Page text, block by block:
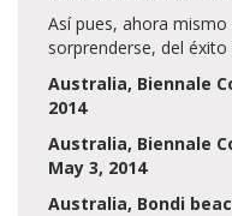
Así pues, ahora
sorprenderse, del
Australia, Biennale
2014
Australia, Biennale
May 3, 2014
Australia, Bondi